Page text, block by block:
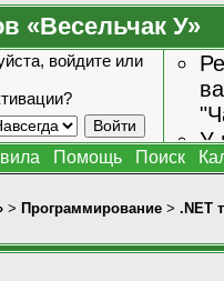
«Весельчак У»
войдите или
У
Помощь Поиск
> Программирование > .NET